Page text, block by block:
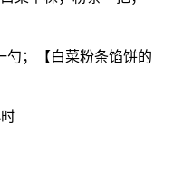
勺；【白菜粉条馅饼的